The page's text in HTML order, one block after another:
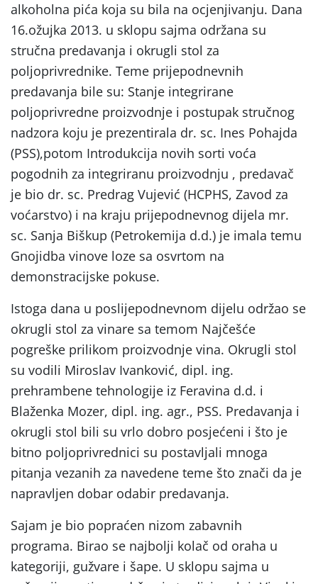
alkoholna pića koja su bila na ocjenjivanju. Dana
16.ožujka 2013. u sklopu sajma održana su
stručna predavanja i okrugli stol za
poljoprivrednike. Teme prijepodnevnih
predavanja bile su: Stanje integrirane
poljoprivredne proizvodnje i postupak stručnog
nadzora koju je prezentirala dr. sc. Ines Pohajda
(PSS),potom Introdukcija novih sorti voća
pogodnih za integriranu proizvodnju , predavač
je bio dr. sc. Predrag Vujević (HCPHS, Zavod za
voćarstvo) i na kraju prijepodnevnog dijela mr.
sc. Sanja Biškup (Petrokemija d.d.) je imala temu
Gnojidba vinove loze sa osvrtom na
demonstracijske pokuse.
Istoga dana u poslijepodnevnom dijelu održao se
okrugli stol za vinare sa temom Najčešće
pogreške prilikom proizvodnje vina. Okrugli stol
su vodili Miroslav Ivanković, dipl. ing.
prehrambene tehnologije iz Feravina d.d. i
Blaženka Mozer, dipl. ing. agr., PSS. Predavanja i
okrugli stol bili su vrlo dobro posjećeni i što je
bitno poljoprivrednici su postavljali mnoga
pitanja vezanih za navedene teme što znači da je
napravljen dobar odabir predavanja.
Sajam je bio popraćen nizom zabavnih
programa. Birao se najbolji kolač od oraha u
kategoriji, gužvare i šape. U sklopu sajma u